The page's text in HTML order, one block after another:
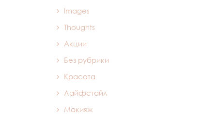
Images
Thoughts
Акции
Без рубрики
Красота
Лайфстайл
Макияж